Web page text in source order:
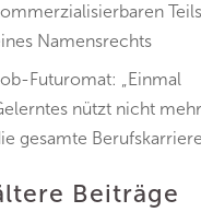
Teils
Namensrechts
Futuromat: „Einmal
nützt nicht
gesamte
Beiträge